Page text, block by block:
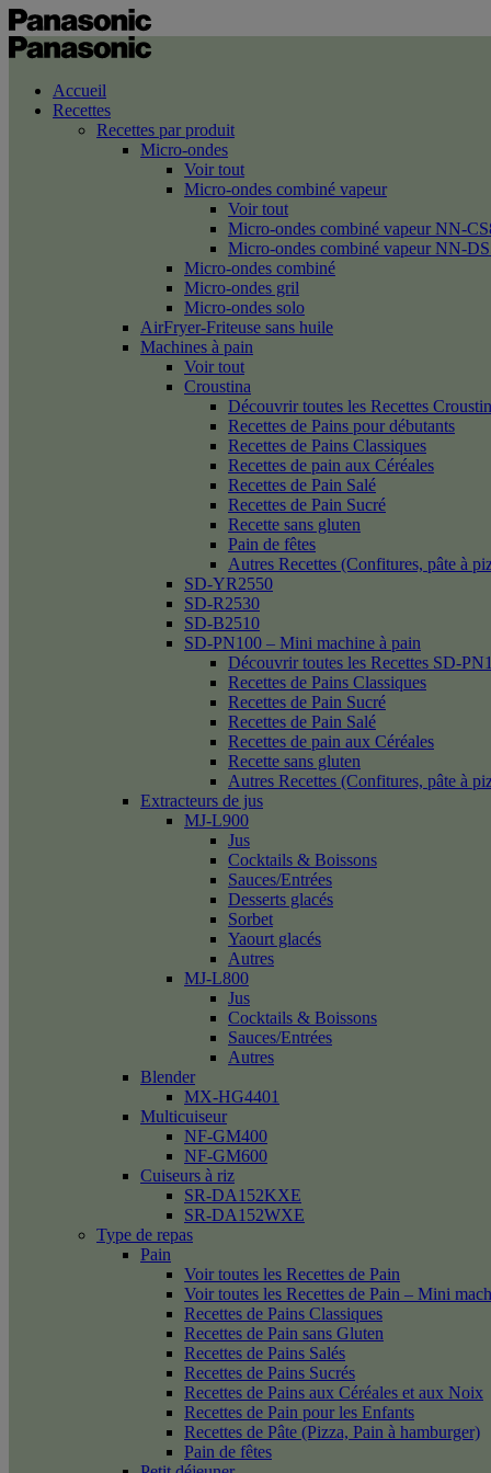
Accueil
Recettes
Recettes par produit
Micro-ondes
Voir tout
Micro-ondes combiné vapeur
Voir tout
Micro-ondes combiné vapeur NN-
Micro-ondes combiné vapeur NN-
Micro-ondes combiné
Micro-ondes gril
Micro-ondes solo
AirFryer-Friteuse sans huile
Machines à pain
Voir tout
Croustina
Découvrir toutes les Recettes
Recettes de Pains pour débutants
Recettes de Pains Classiques
Recettes de pain aux Céréales
Recettes de Pain Salé
Recettes de Pain Sucré
Recette sans gluten
Pain de fêtes
Autres Recettes (Confitures, pâte à
SD-YR2550
SD-R2530
SD-B2510
SD-PN100 – Mini machine à pain
Découvrir toutes les Recettes SD-
Recettes de Pains Classiques
Recettes de Pain Sucré
Recettes de Pain Salé
Recettes de pain aux Céréales
Recette sans gluten
Autres Recettes (Confitures, pâte à
Extracteurs de jus
MJ-L900
Jus
Cocktails & Boissons
Sauces/Entrées
Desserts glacés
Sorbet
Yaourt glacés
Autres
MJ-L800
Jus
Cocktails & Boissons
Sauces/Entrées
Autres
Blender
MX-HG4401
Multicuiseur
NF-GM400
NF-GM600
Cuiseurs à riz
SR-DA152KXE
SR-DA152WXE
Type de repas
Pain
Voir toutes les Recettes de Pain
Voir toutes les Recettes de Pain – Mini
Recettes de Pains Classiques
Recettes de Pain sans Gluten
Recettes de Pains Salés
Recettes de Pains Sucrés
Recettes de Pains aux Céréales et aux Noix
Recettes de Pain pour les Enfants
Recettes de Pâte (Pizza, Pain à hamburger)
Pain de fêtes